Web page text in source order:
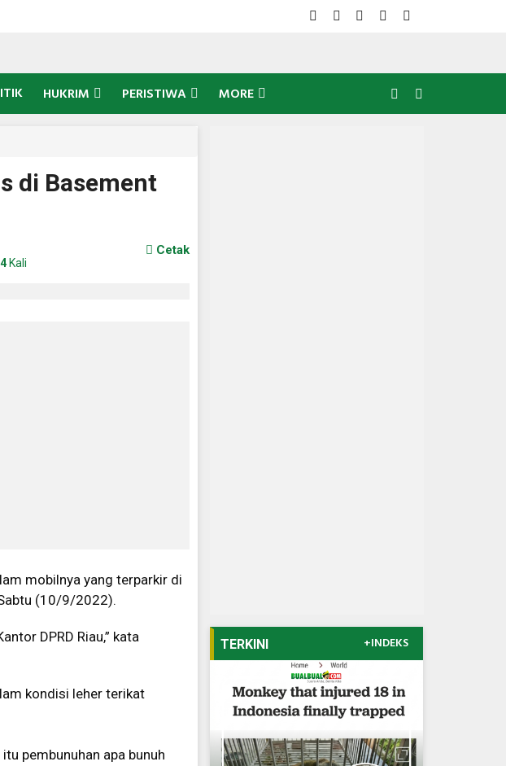
HUKRIM PERISTIWA MORE
di Basement
Kali
Cetak
mobilnya yang terparkir di
(10/9/2022).
DPRD Riau,” kata
kondisi leher terikat
pembunuhan apa bunuh
TERKINI +INDEKS